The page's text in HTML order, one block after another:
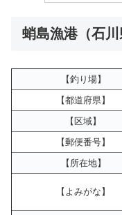
蛸島漁港（石
【釣り場】
【都道府県】
【区域】
【郵便番号】
【所在地】
【よみがな】